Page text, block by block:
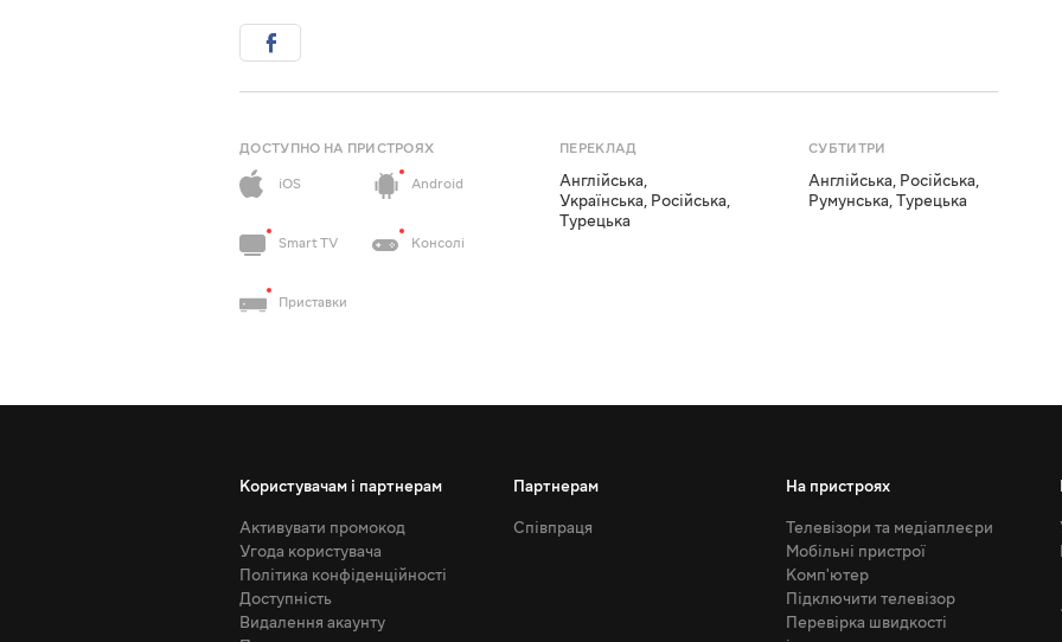
ДОСТУПНО НА ПРИСТРОЯХ
iOS
Android
Smart TV Консолі
Приставки
ПЕРЕКЛАД
Англійська,
Українська, Російська,
Турецька
СУБТИТРИ
Англійська, Російська,
Румунська,Турецька
Користувачам і партнерам
Активувати промокод
Угода користувача
Політика конфіденційності
Доступність
Видалення акаунту
Партнерам
Співпраця
На пристроях
Телевізори та медіаплеєри
Мобільні пристрої
Комп'ютер
Підключити телевізор
Перевірка швидкості